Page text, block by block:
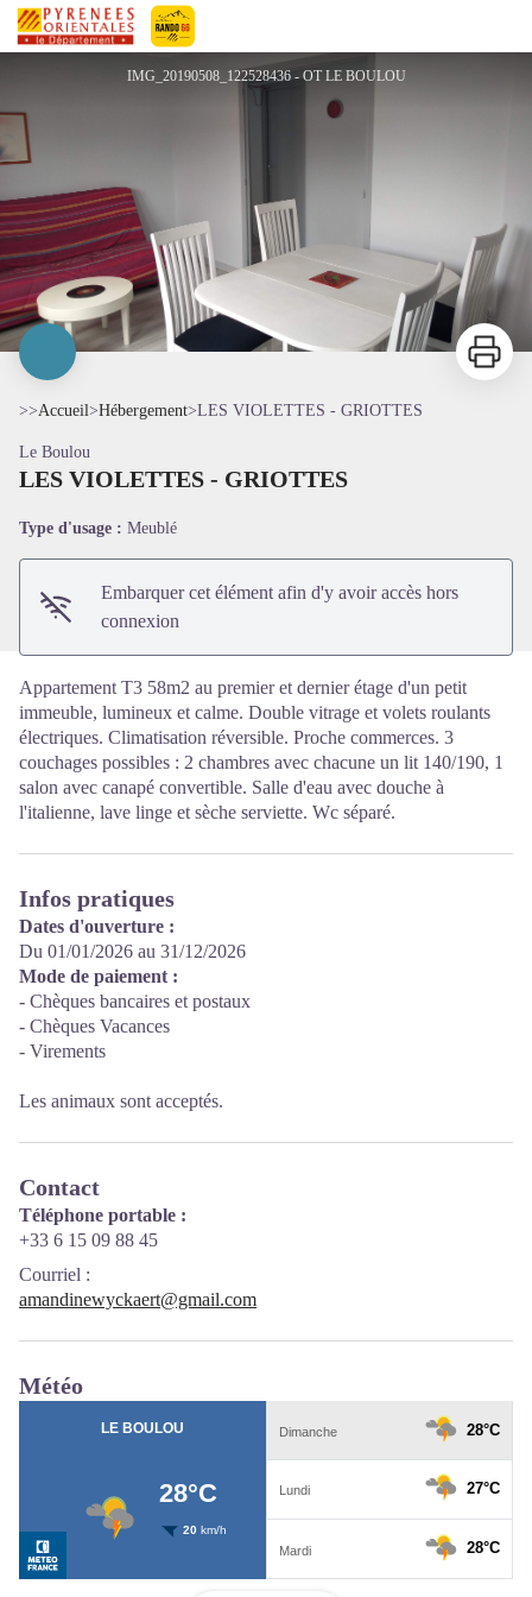
LES VIOLETTES - GRIOTTES
IMG_20190508_122528436 - OT LE BOULOU
Imprimer
>>Accueil>Hébergement>LES VIOLETTES - GRIOTTES
Le Boulou
LES VIOLETTES - GRIOTTES
Type d'usage : Meublé
Embarquer cet élément afin d'y avoir accès hors
connexion
Appartement T3 58m2 au premier et dernier étage d'un petit
immeuble, lumineux et calme. Double vitrage et volets roulants
électriques. Climatisation réversible. Proche commerces. 3
couchages possibles : 2 chambres avec chacune un lit 140/190, 1
salon avec canapé convertible. Salle d'eau avec douche à
l'italienne, lave linge et sèche serviette. Wc séparé.
Infos pratiques
Dates d'ouverture :
Du 01/01/2026 au 31/12/2026
Mode de paiement :
- Chèques bancaires et postaux
- Chèques Vacances
- Virements
Les animaux sont acceptés.
Contact
Téléphone portable :
+33 6 15 09 88 45
Courriel :
amandinewyckaert@gmail.com
Météo